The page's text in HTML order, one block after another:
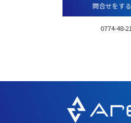
問合せをする
TEL：0774-48-